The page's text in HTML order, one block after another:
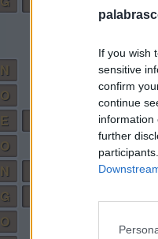
If you wish
sensitive
confirm
continue
information
further
N
O
E
O
N
G
O